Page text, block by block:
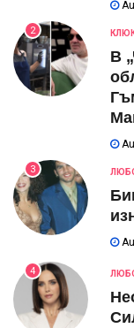
2
В
3
4